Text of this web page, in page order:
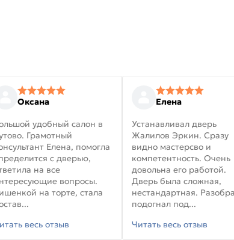
Оксана
удобный салон в
Грамотный
Елена, помогла
с дверью,
на все
вопросы.
на торте, стала
весь отзыв
Елена
Устанавливал дверь
Жалилов Эркин. Сразу
видно мастерсво и
компетентность. Очень
довольна его работой.
Дверь была сложная,
нестандартная.
подогнал под...
Читать весь отзыв